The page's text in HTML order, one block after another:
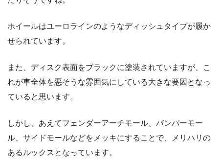
ホイールはユーロラインのようなディッシュタイプが履か
せられています。
また、ディスク表面をブラックに塗装されていますが、こ
れが車全体を悪そうな雰囲気にしている大きな要因となっ
ていると思います。
しかし、あえてフェンダーアーチモール、バンパーモー
ル、サイドモールなどをメッキにすることで、メリハリの
あるルックスとなっています。